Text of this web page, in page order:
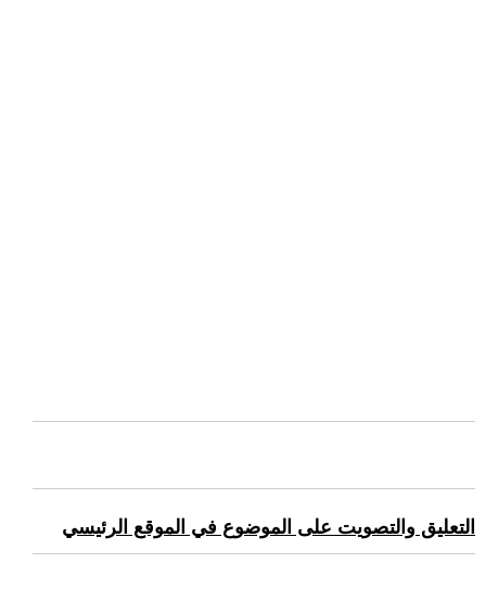
التعليق والتصويت على الموضوع في الموقع الرئيسي